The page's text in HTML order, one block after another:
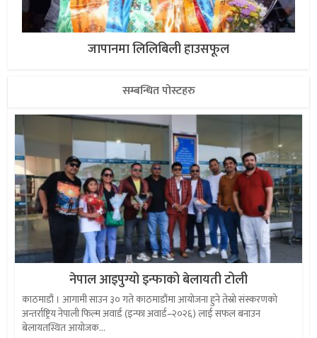
जापानमा लिलिबिली हाउसफूल
सम्बन्धित पोस्टहरु
नेपाल आइपुग्यो इन्फाको बेलायती टोली
काठमाडौं । आगामी साउन ३० गते काठमाडौंमा आयोजना हुने तेस्रो संस्करणको
अन्तर्राष्ट्रिय नेपाली फिल्म अवार्ड (इन्फा अवार्ड–२०२६) लाई सफल बनाउन
बेलायतस्थित आयोजक...